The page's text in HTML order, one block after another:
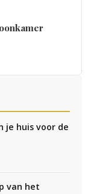
je huis voor de
van het